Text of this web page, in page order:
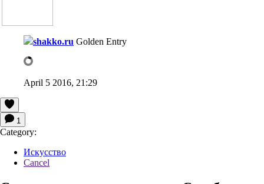
shakko.ru Golden Entry
April 5 2016, 21:29
1
Category:
Искусство
Cancel